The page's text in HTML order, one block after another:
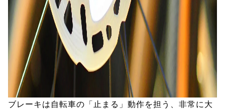
ブレーキは自転車の「止まる」動作を担う、非常に大